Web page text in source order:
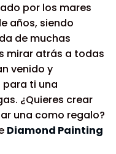
por los mares
años, siendo
de muchas
mirar atrás a todas
venido y
ti una
¿Quieres crear
una como regalo?
Diamond Painting